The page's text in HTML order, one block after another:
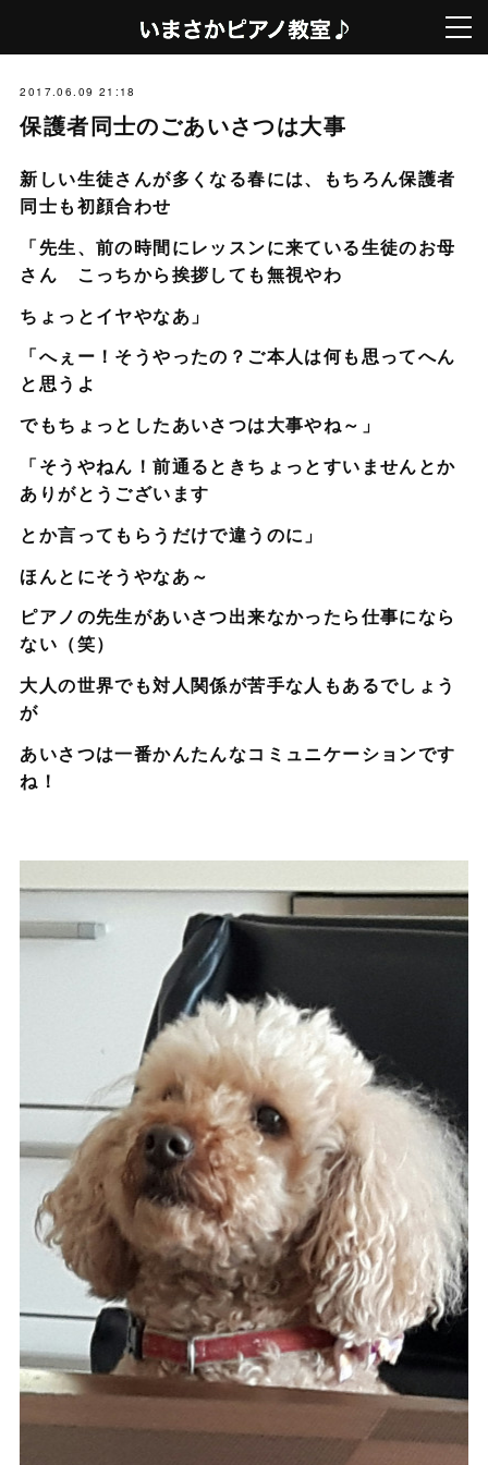
2017.06.09 21:18
保護者同士のごあいさつは大事
新しい生徒さんが多くなる春には、もちろん保護者
同士も初顔合わせ
「先生、前の時間にレッスンに来ている生徒のお母
さん こっちから挨拶しても無視やわ
ちょっとイヤやなあ」
「へぇー！そうやったの？ご本人は何も思ってへん
と思うよ
でもちょっとしたあいさつは大事やね～」
「そうやねん！前通るときちょっとすいませんとか
ありがとうございます
とか言ってもらうだけで違うのに」
ほんとにそうやなあ～
ピアノの先生があいさつ出来なかったら仕事になら
ない（笑）
大人の世界でも対人関係が苦手な人もあるでしょう
が
あいさつは一番かんたんなコミュニケーションです
ね！